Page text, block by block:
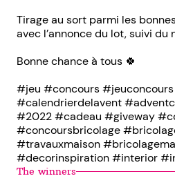
Tirage au sort parmi les
avec l’annonce du lot, suivi du
Bonne chance à tous 🍀
#jeu #concours
#calendrierdelavent
#2022 #cadeau #giveway
#concoursbricolage
#travauxmaison
#decorinspiration #interior
The winners